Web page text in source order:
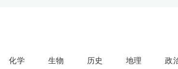
化学 生物 历史 地理 政